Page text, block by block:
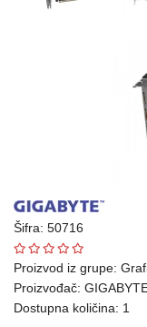
Telefoni
i
oprema
Mrežna
Šifra: 50716
Proizvod iz grupe:
Proizvođač:
Dostupna količina: 1